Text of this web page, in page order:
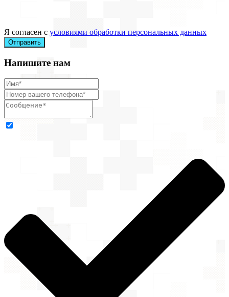
Я согласен с условиями обработки персональных данных
Отправить
Напишите нам